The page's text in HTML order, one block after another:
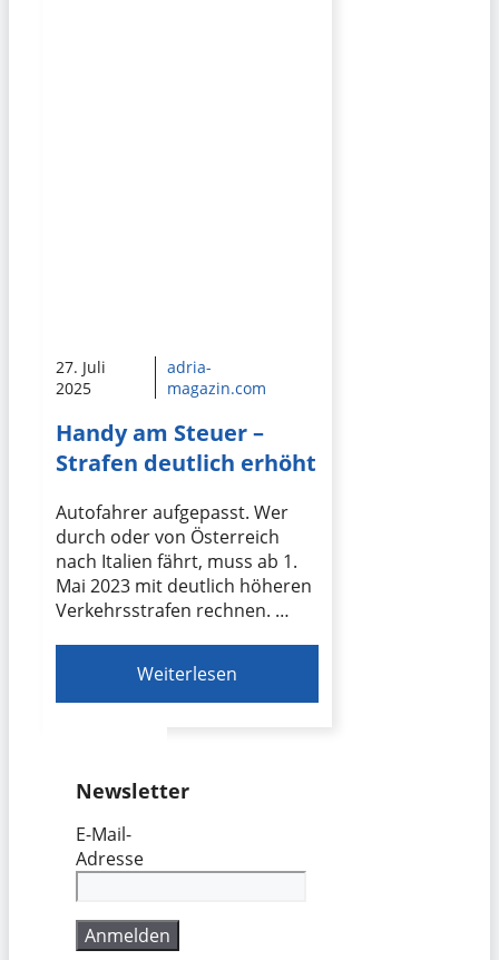
27. Juli
2025
adria-
magazin.com
Handy am Steuer –
Strafen deutlich erhöht
Autofahrer aufgepasst. Wer
durch oder von Österreich
nach Italien fährt, muss ab 1.
Mai 2023 mit deutlich höheren
Verkehrsstrafen rechnen. …
Weiterlesen
Newsletter
E-Mail-
Adresse